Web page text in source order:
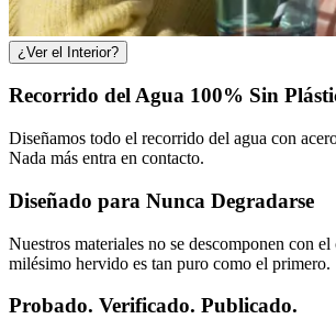
¿Ver el Interior?
Recorrido del Agua 100% Sin
Diseñamos todo el recorrido del agua con
Nada más entra en contacto.
Diseñado para Nunca Degradarse
Nuestros materiales no se descomponen con
milésimo hervido es tan puro como el primero.
Probado. Verificado. Publicado.